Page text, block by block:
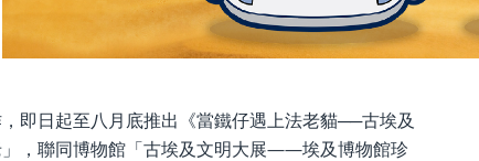
即日起至八月底推出《當鐵仔遇上法老貓──古埃及
，聯同博物館「古埃及文明大展——埃及博物館珍